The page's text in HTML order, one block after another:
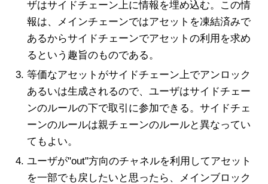
ザはサイドチェーン上に情報を埋め込む。この情
報は、メインチェーンではアセットを凍結済みで
あるからサイドチェーンでアセットの利用を求め
るという趣旨のものである。
等価なアセットがサイドチェーン上でアンロック
あるいは生成されるので、ユーザはサイドチェー
ンのルールの下で取引に参加できる。サイドチェ
ーンのルールは親チェーンのルールと異なってい
てもよい。
ユーザが"out"方向のチャネルを利用してアセット
を一部でも戻したいと思ったら、メインブロック